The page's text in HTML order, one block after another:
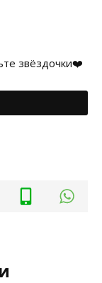
звёздочки❤️